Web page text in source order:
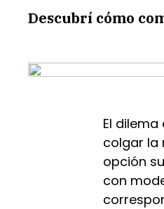
Descubrí cómo
El
colgar la
opción
con